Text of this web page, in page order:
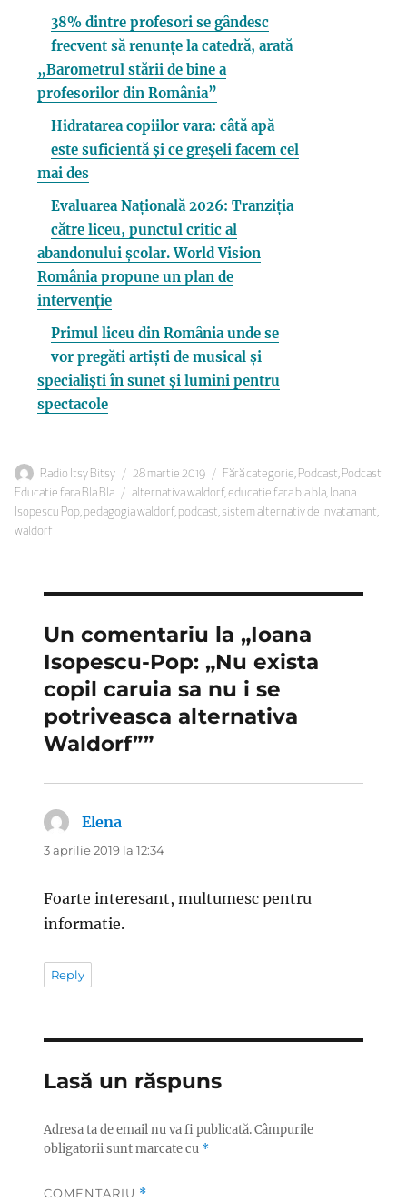
38% dintre profesori se gândesc
frecvent să renunțe la catedră, arată
„Barometrul stării de bine a
profesorilor din România”
Hidratarea copiilor vara: câtă apă
este suficientă și ce greșeli facem cel
mai des
Evaluarea Națională 2026: Tranziția
către liceu, punctul critic al
abandonului școlar. World Vision
România propune un plan de
intervenție
Primul liceu din România unde se
vor pregăti artiști de musical și
specialiști în sunet și lumini pentru
spectacole
Autor
Radio Itsy Bitsy
Publicat
pe
28 martie 2019 Categorii
Fără categorie, Podcast, Podcast
Educatie fara Bla Bla
Etichete
alternativa waldorf,educatie fara bla bla, Ioana
Isopescu Pop, pedagogia waldorf, podcast, sistem alternativ de invatamant,
waldorf
Un comentariu la „Ioana
Isopescu-Pop: „Nu exista
copil caruia sa nu i se
potriveasca alternativa
Waldorf””
Elena
3 aprilie 2019 la 12:34
Foarte interesant, multumesc pentru
informatie.
Reply
Lasă un răspuns
Adresa ta de email nu va fi publicată.Câmpurile
obligatorii sunt marcate cu *
COMENTARIU *